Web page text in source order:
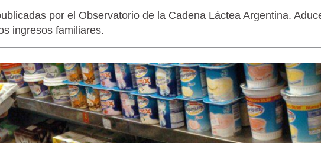
por el Observatorio de la Cadena Láctea Argentina.
ingresos familiares.